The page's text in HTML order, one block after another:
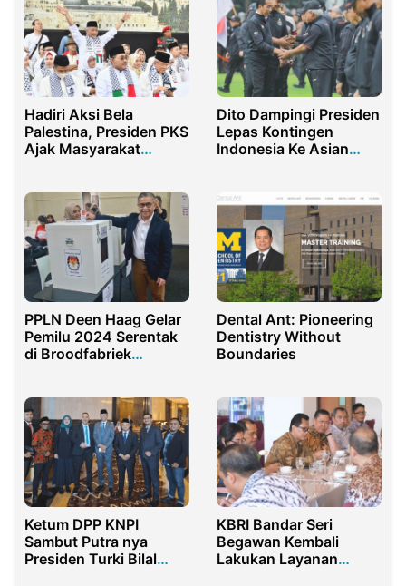
Hadiri Aksi Bela
Palestina, Presiden PKS
Ajak Masyarakat
Dito Dampingi Presiden
Lepas Kontingen
Indonesia Ke Asian
PPLN Deen Haag Gelar
Pemilu 2024 Serentak
di Broodfabriek
Dental Ant: Pioneering
Dentistry Without
Boundaries
Ketum DPP KNPI
Sambut Putra nya
Presiden Turki Bilal
KBRI Bandar Seri
Begawan Kembali
Lakukan Layanan